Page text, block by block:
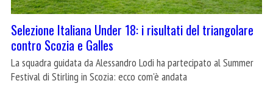
Selezione Italiana Under 18: i risultati del triangolare
contro Scozia e Galles
La squadra guidata da Alessandro Lodi ha partecipato al Summer
Festival di Stirling in Scozia: ecco com'è andata